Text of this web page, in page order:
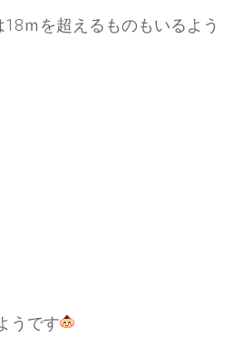
ｍを超えるものもいるよう
うです